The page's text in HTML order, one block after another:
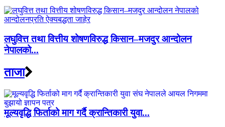
लघुवित्त तथा वित्तीय शोषणविरुद्ध किसान–मजदुर आन्दोलन
नेपालको...
ताजा
मूल्यवृद्धि फिर्ताको माग गर्दै क्रान्तिकारी युवा...